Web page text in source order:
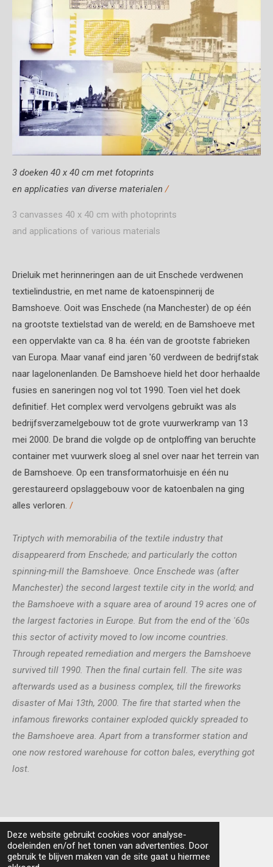
Deze website gebruikt cookies voor analyse-
doeleinden en/of het tonen van advertenties. Door
gebruik te blijven maken van de site gaat u hiermee
3 doeken 40 x 40 cm met fotoprints
en applicaties van diverse materialen/
3 canvasses 40 x 40 cm with photoprints
and applications of various materials
Drieluik met herinneringen aan de uit Enschede verdwenen
textielindustrie, en met name de katoenspinnerij de
Bamshoeve. Ooit was Enschede (na Manchester) de op één
na grootste textielstad van de wereld; en de Bamshoeve met
een oppervlakte van ca. 8 ha. één van de grootste fabrieken
van Europa. Maar vanaf eind jaren '60 verdween de bedrijfstak
naar lagelonenlanden. De Bamshoeve hield het door herhaalde
fusies en saneringen nog vol tot 1990. Toen viel het doek
definitief. Het complex werd vervolgens gebruikt was als
bedrijfsverzamelgebouw tot de grote vuurwerkramp van 13
mei 2000. De brand die volgde op de ontploffing van beruchte
container met vuurwerk sloeg al snel over naar het terrein van
de Bamshoeve. Op een transformatorhuisje en één nu
gerestaureerd opslaggebouw voor de katoenbalen na ging
alles verloren. /
Triptych with memorabilia of the textile industry that
disappearerd from Enschede; and particularly the cotton
spinning-mill the Bamshoeve. Once Enschede was (after
Manchester) the second largest textile city in the world; and
the Bamshoeve with a square area of around 19 acres one of
the largest factories in Europe. But from the end of the '60s
this sector of activity moved to low income countries.
Through repeated remediation and mergers the Bamshoeve
survived till 1990. Then the final curtain fell. The site was
afterwards used as a business complex, till the fireworks
disaster of Mai 13th, 2000. The fire that started when the
infamous fireworks container exploded quickly spreaded to
the Bamshoeve area. Apart from a transformer station and
one now restored warehouse for cotton bales, everything got
lost.
All text and images (unless mentioned otherwise)
© 2025 Willem Jager Art